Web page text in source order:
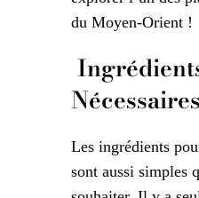
du Moyen-Orient !
Nécessaires
Les ingrédients
sont aussi simples